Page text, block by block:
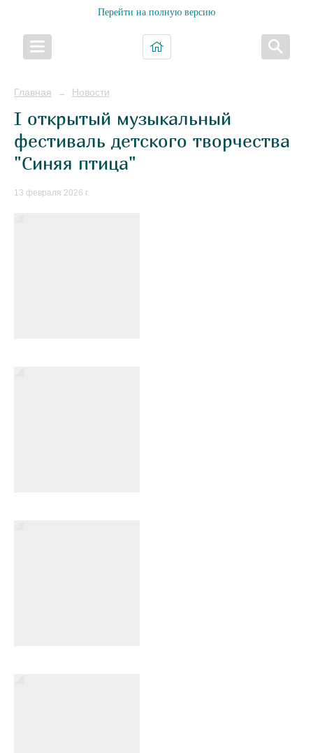
Перейти на полную версию
Главная → Новости
I открытый музыкальный
фестиваль детского творчества
"Синяя птица"
13 февраля 2026 г.